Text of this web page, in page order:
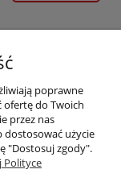
poprawne
ofertę do Twoich
przez nas
dostosować użycie
"Dostosuj zgody".
Polityce